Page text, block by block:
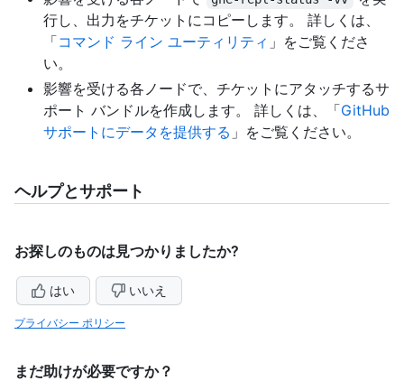
行し、出力をチケットにコピーします。 詳しくは、
「コマンド ライン ユーティリティ 」をご覧くださ
い。
影響を受ける各ノードで、チケットにアタッチするサ
ポート バンドルを作成します。 詳しくは、「GitHub
サポートにデータを提供する 」をご覧ください。
ヘルプとサポート
お探しのものは見つかりましたか?
はい いいえ
プライバシー ポリシー
まだ助けが必要ですか？